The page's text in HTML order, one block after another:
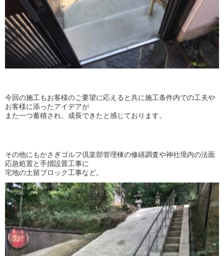
今回の施工もお客様のご要望に応えると共に施工条件内での工夫や
お客様に添ったアイデアが
また一つ蓄積され、成長できたと感じております。
その他にもかさぎゴルフ倶楽部管理棟の修繕調査や神社境内の法面
応急処置と手摺設置工事に
宅地の土留ブロック工事など。